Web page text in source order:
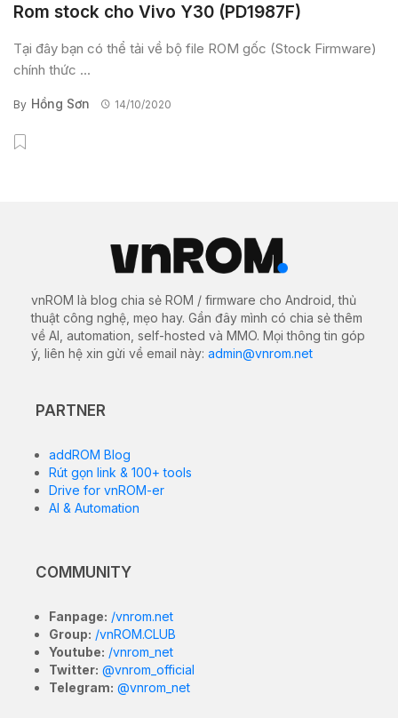
Rom stock cho Vivo Y30 (PD1987F)
Tại đây bạn có thể tải về bộ file ROM gốc (Stock Firmware)
chính thức ...
By Hồng Sơn 14/10/2020
vnROM là blog chia sẻ ROM / firmware cho Android, thủ
thuật công nghệ, mẹo hay. Gần đây mình có chia sẻ thêm
về AI, automation, self-hosted và MMO. Mọi thông tin góp
ý, liên hệ xin gửi về email này: admin@vnrom.net
PARTNER
addROM Blog
Rút gọn link & 100+ tools
Drive for vnROM-er
AI & Automation
COMMUNITY
Fanpage: /vnrom.net
Group: /vnROM.CLUB
Youtube: /vnrom_net
Twitter: @vnrom_official
Telegram: @vnrom_net